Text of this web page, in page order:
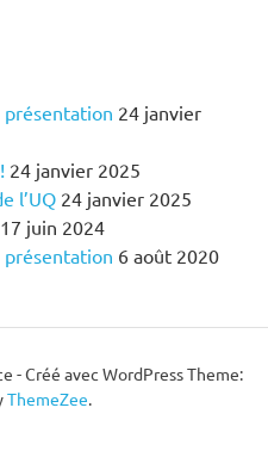
présentation 24 janvier
24 janvier 2025
l’UQ 24 janvier 2025
17 juin 2024
présentation 6 août 2020
- Créé avec WordPress Theme:
ThemeZee.